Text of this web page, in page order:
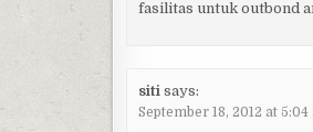
fasilitas untuk outbond
siti says:
September 18, 2012 at 5:04